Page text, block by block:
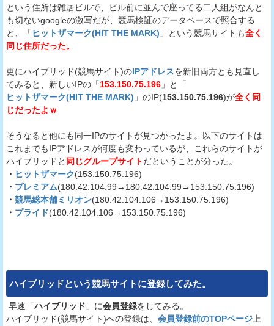
という住所は雑居ビルで、ビル前に並んで座ってる二人組がなんと
も切ないgoogleの激写だが、競馬検証のデータベースで照合する
と、「 ヒットザマーク(HIT THE MARK) 」という競馬サイトも全く
同じ住所だった。
更にハイブリッド(競馬サイト)のIPアドレスを新旧両方とも見直し
てみると、新しいIPの「153.150.75.196 」と「
ヒットザマーク(HIT THE MARK) 」のIP(153.150.75.196)が全く同
じだったよｗ
そうなると他にも同一IPのサイトが見つかったよ。以下のサイトは
これまでもIPアドレスが何度も変わっているが、これらのサイトが
ハイブリッドと 同じグループサイトだということが分った。
・ ヒットザマーク(153.150.75.196)
・ プレミアム(180.42.104.99→180.42.104.99→153.150.75.196)
・ 競馬総本舗ミリオン(180.42.104.106→153.150.75.196)
・ プライド(180.42.104.106→153.150.75.196)
ハイブリッドという競馬サイトに登録してみた。
早速「ハイブリッド 」に会員登録をしてみる。
ハイブリッド(競馬サイト)への登録は、 会員登録前のTOPページ 上